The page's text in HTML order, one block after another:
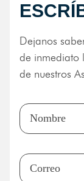
Dejanos
de inmediato
de nuestros